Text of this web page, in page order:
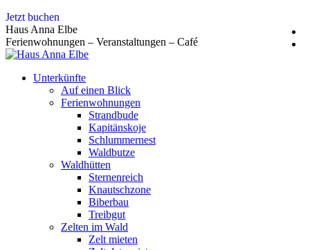
Zum
Inhalt
springen
Jetzt buchen
Haus Anna Elbe
Ferienwohnungen – Veranstaltungen – Café
Unterkünfte
Auf einen Blick
Ferienwohnungen
Strandbude
Kapitänskoje
Schlummernest
Waldbutze
Waldhütten
Sternenreich
Knautschzone
Biberbau
Treibgut
Zelten im Wald
Zelt mieten